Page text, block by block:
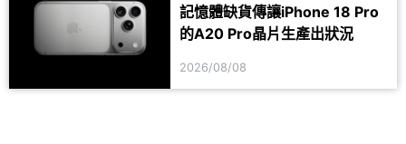
記憶體缺貨傳讓iPhone 18 Pro
的A20 Pro晶片生產出狀況
2026/08/08